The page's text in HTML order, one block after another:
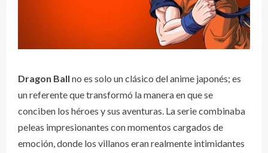
Dragon Ball no es solo un clásico del anime japonés; es
un referente que transformó la manera en que se
conciben los héroes y sus aventuras. La serie combinaba
peleas impresionantes con momentos cargados de
emoción, donde los villanos eran realmente intimidantes